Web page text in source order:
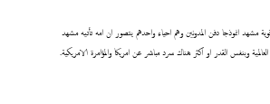
مشهد انموذجا دفن المدونين وهم احياء واحدهم يتصور ان امه تأتيه مشهد
وبنفس القدر او اكثر هناك سرد مباشر عن امريكا والمؤامرة الامريكية.